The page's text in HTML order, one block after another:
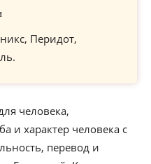
Перидот,
человека,
и характер человека с
перевод и